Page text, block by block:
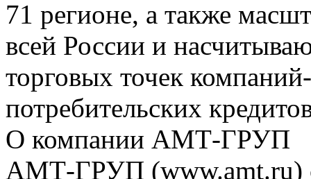
71 регионе, а также
всей России и
торговых точек
потребительских
О компании АМТ-ГРУП
АМТ-ГРУП (www.amt.ru)